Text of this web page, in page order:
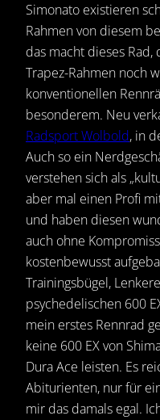
Simonato existieren
Rahmen von diesem
das macht dieses Rad,
Trapez-Rahmen noch
konventionellen
besonderem. Neu
Radsport Wolbold, in
Auch so ein
verstehen sich als
aber mal einen Profi
und haben diesen
auch ohne
kostenbewusst
Trainingsbügel,
psychedelischen 600
mein erstes Rennrad
keine 600 EX von
Dura Ace leisten. Es
Abiturienten, nur für
mir das damals egal.